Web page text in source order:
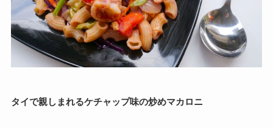
タイで親しまれるケチャップ味の炒めマカロニ